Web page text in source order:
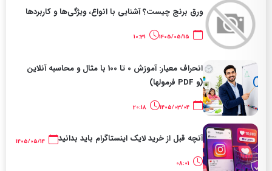
ورق برنج چیست؟ آشنایی با انواع، ویژگی‌ها و کاربردها
انحراف معیار: آموزش 0 تا 100 با مثال و محاسبه آنلاین
(و PDF فرمولها)
20:18
آنچه قبل از خرید لایک اینستاگرام باید بدانید